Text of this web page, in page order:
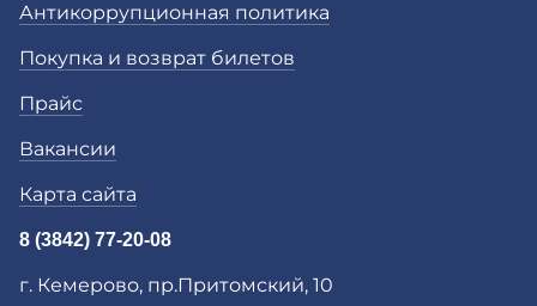
Антикоррупционная политика
Покупка и возврат билетов
Прайс
Вакансии
Карта сайта
8 (3842) 77-20-08
г. Кемерово, пр.Притомский, 10